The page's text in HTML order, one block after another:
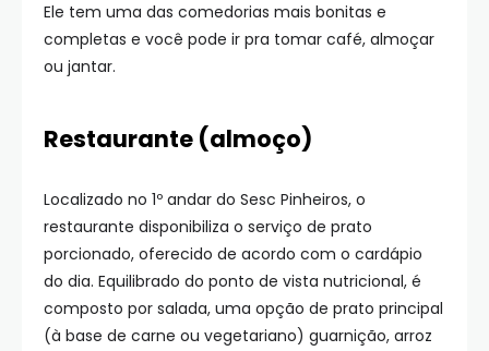
Ele tem uma das comedorias mais bonitas e
completas e você pode ir pra tomar café, almoçar
ou jantar.
Restaurante (almoço)
Localizado no 1º andar do Sesc Pinheiros, o
restaurante disponibiliza o serviço de prato
porcionado, oferecido de acordo com o cardápio
do dia. Equilibrado do ponto de vista nutricional, é
composto por salada, uma opção de prato principal
(à base de carne ou vegetariano) guarnição, arroz